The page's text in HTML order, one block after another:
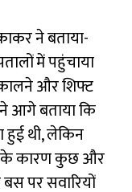
ने बताया-
में पहुंचाया
और शिफ्ट
ने आगे बताया कि
हुई थी, लेकिन
के कारण कुछ और
पर सवारियों